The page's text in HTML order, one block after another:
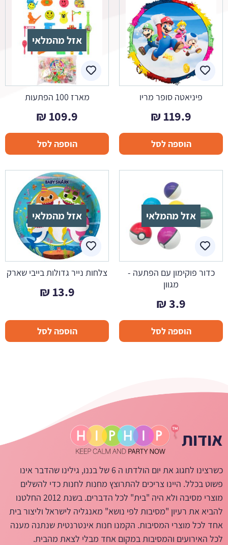
פיניאטה סופר מריו
119.9
₪
הוספה לסל
אזל מהמלאי
מארז 100 הפתעות
109.9
₪
הוספה לסל
אזל מהמלאי
כדור פוקימון עם הפתעה -
מגוון
3.9
₪
הוספה לסל
אזל מהמלאי
צלחות נייר גדולות בייבי שארק
13.9
₪
הוספה לסל
אודות
כשרצינו לחגוג את יום הולדתו ה 6 של בננו, גילינו שהדבר אינו
פשוט בכלל. היינו צריכים להתרוצץ מחנות לחנות כדי להשלים
מוצרי מסיבה ולא היה "בית" לכל הדברים. בשנת 2012 החלטנו
להביא את רעיון "מסיבות לפי נושא" מאנגליה לישראל וליצור בית
אחד לכל מוצרי המסיבות. הקמנו חנות אינטרנטית שנתנה מענה
לכל האירועים והמסיבות במקום אחד מבלי לצאת מהבית.